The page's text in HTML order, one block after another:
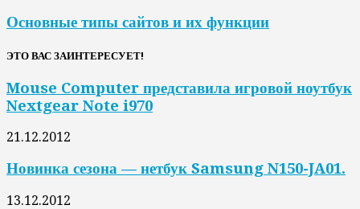
Основные типы сайтов и их функции
ЭТО ВАС ЗАИНТЕРЕСУЕТ!
Mouse Computer представила игровой ноутбук
Nextgear Note i970
21.12.2012
Новинка сезона — нетбук Samsung N150-JA01.
13.12.2012